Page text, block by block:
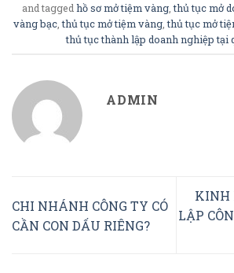
and taggedhồ sơ mở tiệm vàng,thủ tục mở
vàng bạc,thủ tục mở tiệm vàng,thủ tục mở
thủ tục thành lập doanh nghiệp tại
ADMIN
CHI NHÁNH CÔNG TY CÓ
CẦN CON DẤU RIÊNG?
KINH
LẬP